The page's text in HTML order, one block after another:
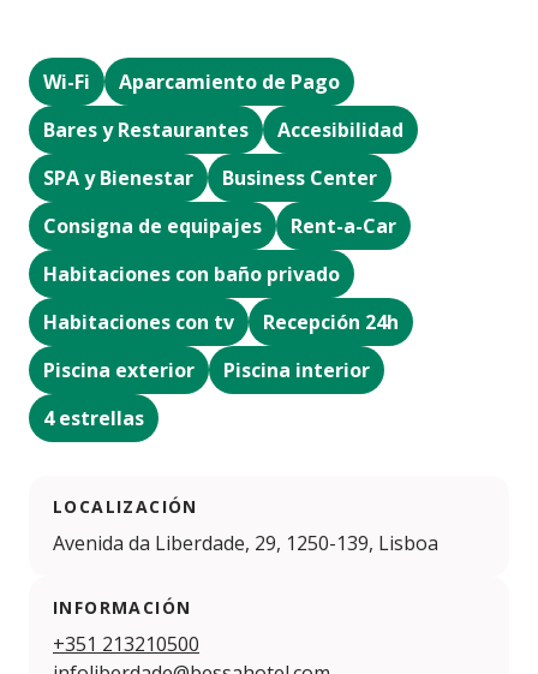
Wi-Fi
Aparcamiento de Pago
Bares y Restaurantes
Accesibilidad
SPA y Bienestar
Business Center
Consigna de equipajes
Rent-a-Car
Habitaciones con baño privado
Habitaciones con tv
Recepción 24h
Piscina exterior
Piscina interior
4 estrellas
LOCALIZACIÓN
Avenida da Liberdade, 29, 1250-139, Lisboa
INFORMACIÓN
+351 213210500